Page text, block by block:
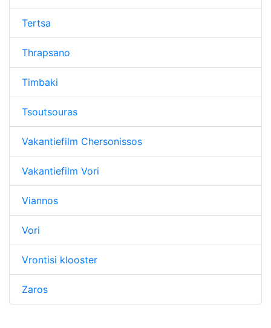
Tertsa
Thrapsano
Timbaki
Tsoutsouras
Vakantiefilm Chersonissos
Vakantiefilm Vori
Viannos
Vori
Vrontisi klooster
Zaros